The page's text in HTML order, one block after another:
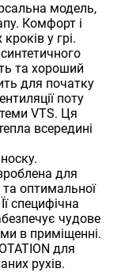
модель,
Комфорт і
у грі.
та хороший
для початку
поту
VTS. Ця
всередині
для
та оптимальної
специфічна
чудове
в приміщенні.
для
рухів.